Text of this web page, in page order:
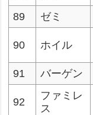
89
ゼミ
90 ホイル
91
バーゲン
92
ファミレ
ス